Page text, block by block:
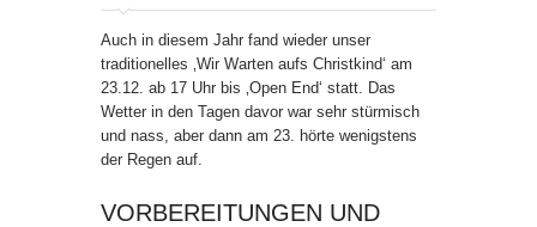
Auch in diesem Jahr fand wieder unser
traditionelles ‚Wir Warten aufs Christkind‘ am
23.12. ab 17 Uhr bis ‚Open End‘ statt. Das
Wetter in den Tagen davor war sehr stürmisch
und nass, aber dann am 23. hörte wenigstens
der Regen auf.
VORBEREITUNGEN UND